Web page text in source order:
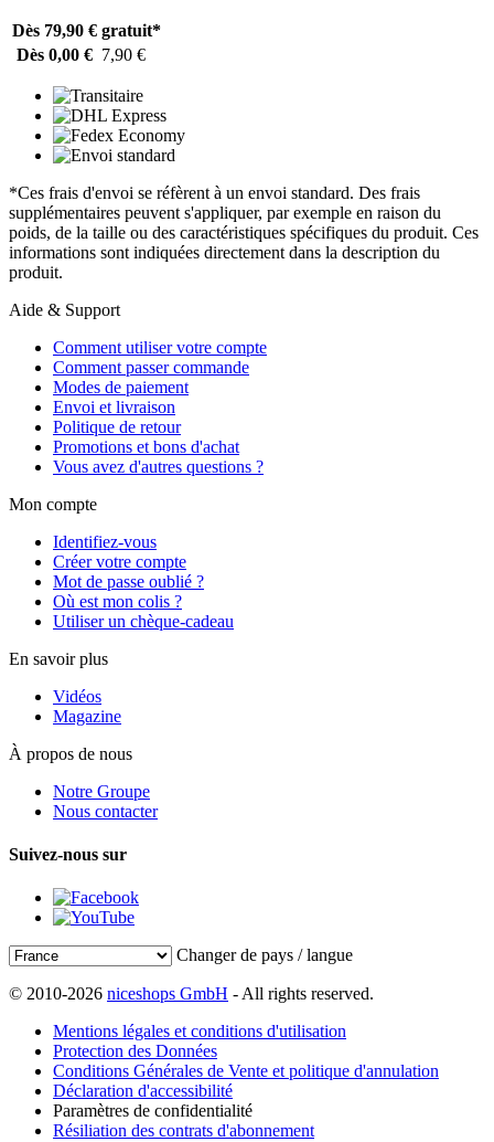
Dès 79,90 € gratuit*
Dès 0,00 € 7,90 €
*Ces frais d'envoi se réfèrent à un envoi standard. Des frais
supplémentaires peuvent s'appliquer, par exemple en raison du
poids, de la taille ou des caractéristiques spécifiques du produit. Ces
informations sont indiquées directement dans la description du
produit.
Aide & Support
Comment utiliser votre compte
Comment passer commande
Modes de paiement
Envoi et livraison
Politique de retour
Promotions et bons d'achat
Vous avez d'autres questions ?
Mon compte
Identifiez-vous
Créer votre compte
Mot de passe oublié ?
Où est mon colis ?
Utiliser un chèque-cadeau
En savoir plus
Vidéos
Magazine
À propos de nous
Notre Groupe
Nous contacter
Suivez-nous sur
Changer de pays / langue
© 2010-2026 niceshops GmbH - All rights reserved.
Mentions légales et conditions d'utilisation
Protection des Données
Conditions Générales de Vente et politique d'annulation
Déclaration d'accessibilité
Paramètres de confidentialité
Résiliation des contrats d'abonnement